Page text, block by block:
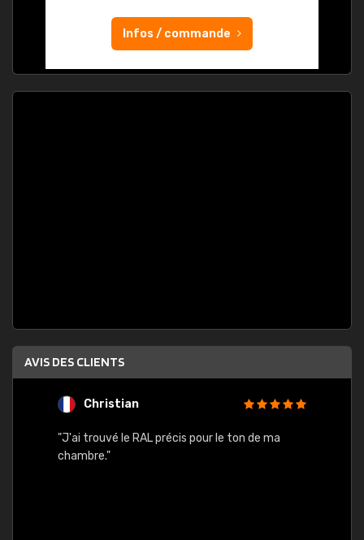
Infos / commande
AVIS DES CLIENTS
Christian
"J'ai trouvé le RAL précis pour le ton de ma
chambre."